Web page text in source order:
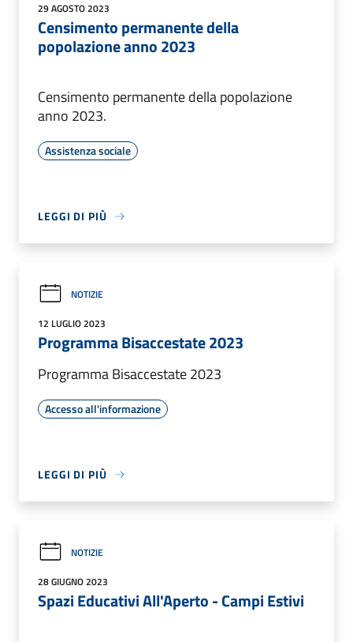
29 AGOSTO 2023
Censimento permanente della
popolazione anno 2023
Censimento permanente della popolazione
anno 2023.
Assistenza sociale
LEGGI DI PIÙ
NOTIZIE
12 LUGLIO 2023
Programma Bisaccestate 2023
Programma Bisaccestate 2023
Accesso all'informazione
LEGGI DI PIÙ
NOTIZIE
28 GIUGNO 2023
Spazi Educativi All'Aperto - Campi Estivi